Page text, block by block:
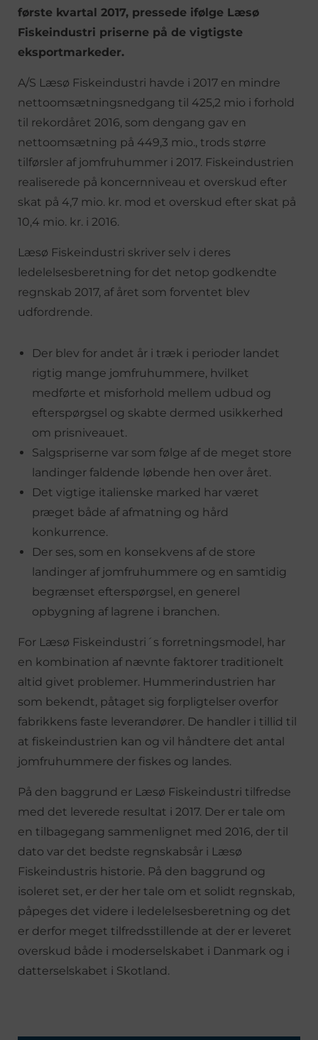
første kvartal 2017, pressede ifølge Læsø
Fiskeindustri priserne på de vigtigste
eksportmarkeder.
A/S Læsø Fiskeindustri havde i 2017 en mindre
nettoomsætningsnedgang til 425,2 mio i forhold
til rekordåret 2016, som dengang gav en
nettoomsætning på 449,3 mio., trods større
tilførsler af jomfruhummer i 2017. Fiskeindustrien
realiserede på koncernniveau et overskud efter
skat på 4,7 mio. kr. mod et overskud efter skat på
10,4 mio. kr. i 2016.
Læsø Fiskeindustri skriver selv i deres
ledelelsesberetning for det netop godkendte
regnskab 2017, af året som forventet blev
udfordrende.
Der blev for andet år i træk i perioder landet
rigtig mange jomfruhummere, hvilket
medførte et misforhold mellem udbud og
efterspørgsel og skabte dermed usikkerhed
om prisniveauet.
Salgspriserne var som følge af de meget store
landinger faldende løbende hen over året.
Det vigtige italienske marked har været
præget både af afmatning og hård
konkurrence.
Der ses, som en konsekvens af de store
landinger af jomfruhummere og en samtidig
begrænset efterspørgsel, en generel
opbygning af lagrene i branchen.
For Læsø Fiskeindustri´s forretningsmodel, har
en kombination af nævnte faktorer traditionelt
altid givet problemer. Hummerindustrien har
som bekendt, påtaget sig forpligtelser overfor
fabrikkens faste leverandører. De handler i tillid til
at fiskeindustrien kan og vil håndtere det antal
jomfruhummere der fiskes og landes.
På den baggrund er Læsø Fiskeindustri tilfredse
med det leverede resultat i 2017. Der er tale om
en tilbagegang sammenlignet med 2016, der til
dato var det bedste regnskabsår i Læsø
Fiskeindustris historie. På den baggrund og
isoleret set, er der her tale om et solidt regnskab,
påpeges det videre i ledelelsesberetning og det
er derfor meget tilfredsstillende at der er leveret
overskud både i moderselskabet i Danmark og i
datterselskabet i Skotland.